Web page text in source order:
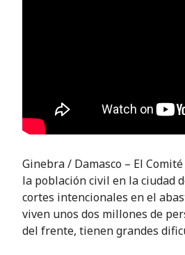
Ginebra / Damasco – El
la población civil en la ciudad
cortes intencionales en el
viven unos dos millones de
del frente, tienen grandes